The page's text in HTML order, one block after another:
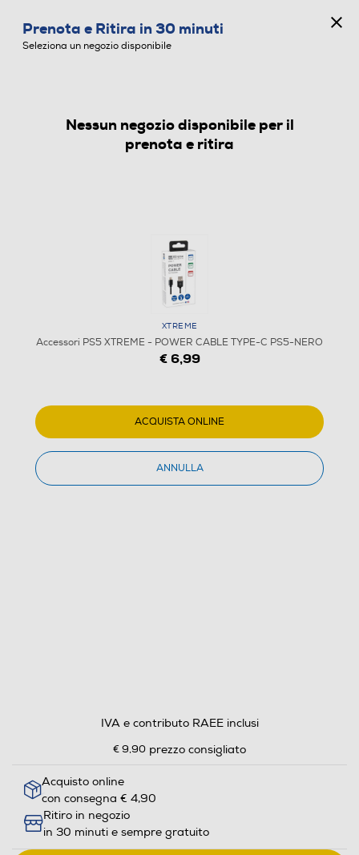
ACCESSORI PS5
IVA e contributo RAEE inclusi
€ 9,90 prezzo consigliato
Acquisto online
con consegna € 4,90
Ritiro in negozio
in 30 minuti e sempre gratuito
Prenota e Ritira in 30 minuti
Seleziona un negozio disponibile
Nessun negozio disponibile per il
prenota e ritira
XTREME
Accessori PS5 XTREME - POWER CABLE TYPE-C PS5-NERO
€ 6,99
ACQUISTA ONLINE
ANNULLA